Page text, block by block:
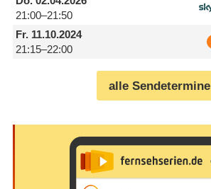
21:00–21:50
Fr.11.10.2024
21:15–22:00
alle Sendetermine